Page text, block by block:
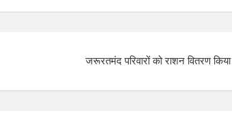
जरूरतमंद परिवारों को राशन वितरण किया